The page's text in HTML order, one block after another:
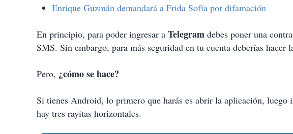
Enrique Guzmán demandará a Frida Sofía por difamación
En principio, para poder ingresar a Telegram debes poner una
SMS. Sin embargo, para más seguridad en tu cuenta deberías hacer
Pero, ¿cómo se hace?
Si tienes Android, lo primero que harás es abrir la aplicación, luego
hay tres rayitas horizontales.